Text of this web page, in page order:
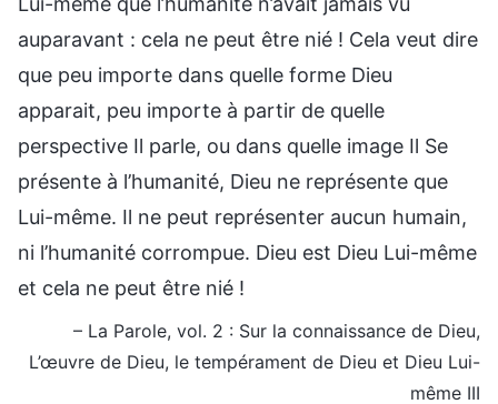
auparavant : cela ne peut être nié ! Cela veut dire
que peu importe dans quelle forme Dieu
apparait, peu importe à partir de quelle
perspective Il parle, ou dans quelle image Il Se
présente à l’humanité, Dieu ne représente que
Lui-même. Il ne peut représenter aucun humain,
ni l’humanité corrompue. Dieu est Dieu Lui-même
et cela ne peut être nié !
– La Parole, vol. 2 : Sur la connaissance de Dieu,
L’œuvre de Dieu, le tempérament de Dieu et Dieu Lui-
même III